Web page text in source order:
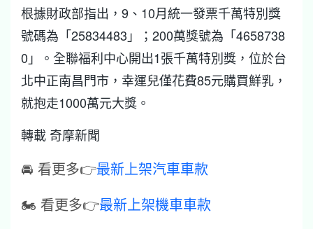
根據財政部指出，9、10月統一發票千萬特別獎
號碼為「25834483」；200萬獎號為「4658738
0」。全聯福利中心開出1張千萬特別獎，位於台
北中正南昌門市，幸運兒僅花費85元購買鮮乳，
就抱走1000萬元大獎。
轉載 奇摩新聞
🚘 看更多👉最新上架汽車車款
🏍️ 看更多👉最新上架機車車款